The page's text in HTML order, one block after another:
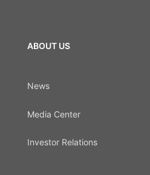
ABOUT US
News
Media Center
Investor Relations